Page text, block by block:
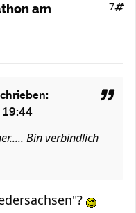
am
7
19:44
Bin verbindlich